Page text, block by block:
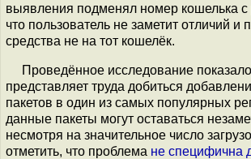
выявления подменял номер кошелька с
что пользователь не заметит отличий и
средства не на тот кошелёк.
Проведённое исследование
представляет труда добиться
пакетов в один из самых популярных
данные пакеты могут оставаться
несмотря на значительное число
отметить, что проблема не специфична